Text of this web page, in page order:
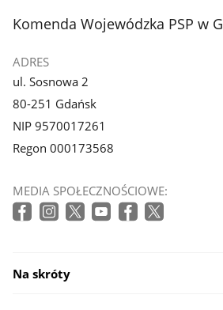
galerii.
stopka
Komenda Wojewódzka PSP w
ADRES
ul. Sosnowa 2
80-251 Gdańsk
NIP 9570017261
Regon 000173568
MEDIA SPOŁECZNOŚCIOWE:
Na skróty